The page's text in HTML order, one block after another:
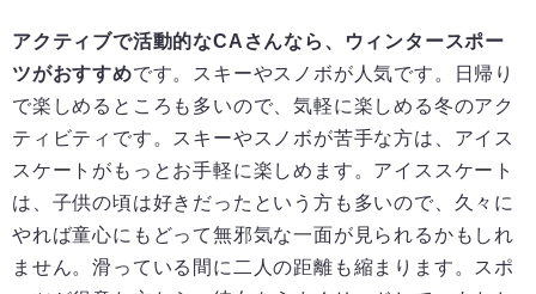
アクティブで活動的なCAさんなら、ウィンタースポー
ツがおすすめです。スキーやスノボが人気です。日帰り
で楽しめるところも多いので、気軽に楽しめる冬のアク
ティビティです。スキーやスノボが苦手な方は、アイス
スケートがもっとお手軽に楽しめます。アイススケート
は、子供の頃は好きだったという方も多いので、久々に
やれば童心にもどって無邪気な一面が見られるかもしれ
ません。滑っている間に二人の距離も縮まります。スポ